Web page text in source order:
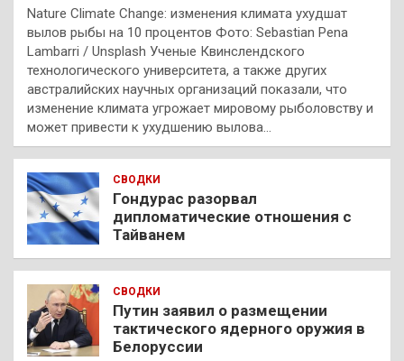
Nature Climate Change: изменения климата ухудшат
вылов рыбы на 10 процентов Фото: Sebastian Pena
Lambarri / Unsplash Ученые Квинслендского
технологического университета, а также других
австралийских научных организаций показали, что
изменение климата угрожает мировому рыболовству и
может привести к ухудшению вылова…
СВОДКИ
Гондурас разорвал
дипломатические отношения с
Тайванем
СВОДКИ
Путин заявил о размещении
тактического ядерного оружия в
Белоруссии